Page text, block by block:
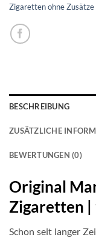
Zigaretten ohne Zusätze
BESCHREIBUNG
ZUSÄTZLICHE
BEWERTUNGEN (0)
Original
Zigaretten |
Schon seit langer